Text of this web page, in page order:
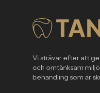
Vi strävar efter att
och omtänksam
behandling som är